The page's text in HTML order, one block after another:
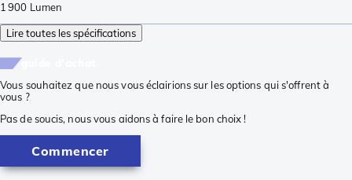
1 900 Lumen
Lire toutes les spécifications
Vous souhaitez que nous vous éclairions sur les options qui s'offrent à
vous ?
Pas de soucis, nous vous aidons à faire le bon choix !
Commencer